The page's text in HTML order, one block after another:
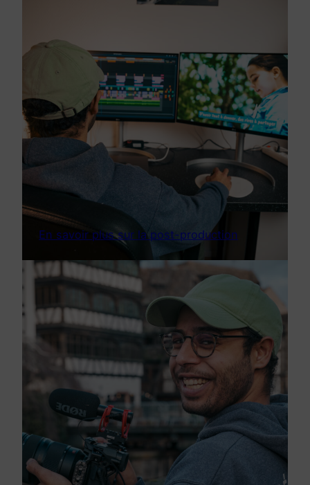
En savoir plus sur la post-production